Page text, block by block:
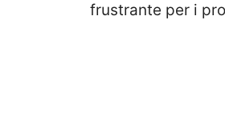
frustrante per i